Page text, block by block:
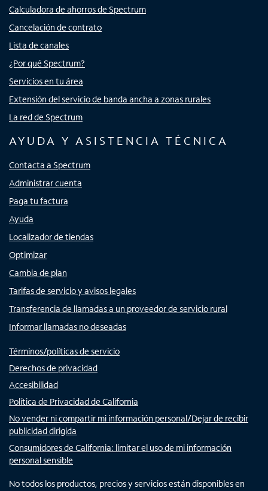
Calculadora de ahorros de Spectrum
Cancelación de contrato
Lista de canales
¿Por qué Spectrum?
Servicios en tu área
Extensión del servicio de banda ancha a zonas rurales
La red de Spectrum
AYUDA Y ASISTENCIA TÉCNICA
Contacta a Spectrum
Administrar cuenta
Paga tu factura
Ayuda
Localizador de tiendas
Optimizar
Cambia de plan
Tarifas de servicio y avisos legales
Transferencia de llamadas a un proveedor de servicio rural
Informar llamadas no deseadas
Términos/políticas de servicio
Derechos de privacidad
Accesibilidad
Política de Privacidad de California
No vender ni compartir mi información personal/Dejar de recibir
publicidad dirigida
Consumidores de California: limitar el uso de mi información
personal sensible
No todos los productos, precios y servicios están disponibles en